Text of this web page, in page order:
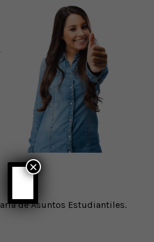
de Asuntos Estudiantiles.
×